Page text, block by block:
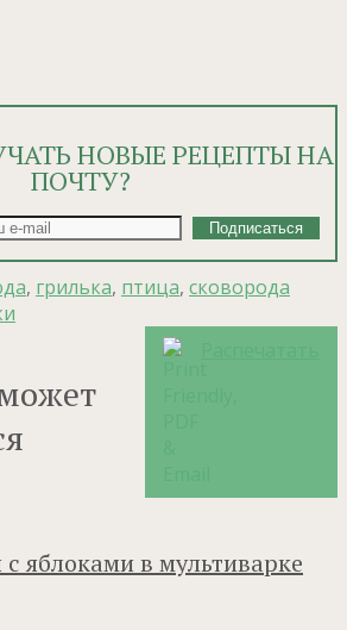
НОВЫЕ РЕЦЕПТЫ НА
ПОЧТУ?
, грилька, птица, сковорода
яблоками в мультиварке